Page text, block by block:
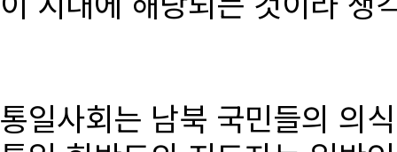
통일사회는 남북 국민들의 의